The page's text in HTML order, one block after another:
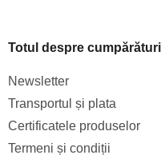
Totul despre cumpărături
Newsletter
Transportul și plata
Certificatele produselor
Termeni și condiții